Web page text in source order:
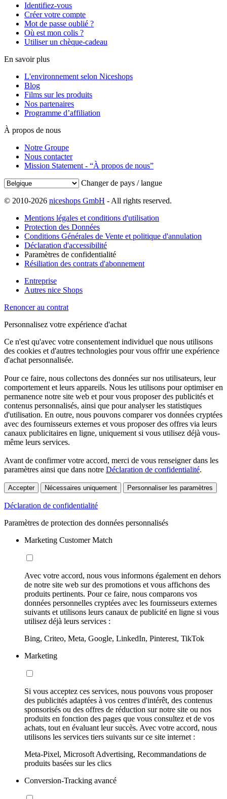
Identifiez-vous
Créer votre compte
Mot de passe oublié ?
Où est mon colis ?
Utiliser un chèque-cadeau
En savoir plus
L'environnement selon Niceshops
Blog
Films sur les produits
Nos partenaires
Programme d’affiliation
À propos de nous
Notre Groupe
Nous contacter
Mission Statement - “À propos de nous”
Changer de pays / langue
© 2010-2026 niceshops GmbH - All rights reserved.
Mentions légales et conditions d'utilisation
Protection des Données
Conditions Générales de Vente et politique d'annulation
Déclaration d'accessibilité
Paramètres de confidentialité
Résiliation des contrats d'abonnement
Entreprise
Autres nice Shops
Renoncer au contrat
Personnalisez votre expérience d'achat
Ce n'est qu'avec votre consentement individuel que nous utilisons
des cookies et d'autres technologies pour vous offrir une expérience
d'achat personnalisée.
Pour ce faire, nous collectons des données sur nos utilisateurs, leur
comportement et leurs appareils. Nous les utilisons pour optimiser en
permanence notre site web et pour vous proposer des publicités et
contenus personnalisés, ainsi que pour analyser les statistiques
d'utilisation. En outre, nous pouvons comparer vos données cryptées
avec des fournisseurs externes et vous proposer des offres via leurs
canaux publicitaires en ligne, uniquement si vous utilisez déjà vous-
même leurs services.
Avant de confirmer votre accord, merci de vous renseigner dans les
paramètres ainsi que dans notre Déclaration de confidentialité.
Accepter Nécessaires uniquement Personnaliser les paramètres
Déclaration de confidentialité
Paramètres de protection des données personnalisés
Marketing Customer Match
Avec votre accord, nous vous informons également en dehors
de notre site web sur des promotions et vous affichons des
produits pertinents. Pour ce faire, nous comparons vos
données personnelles cryptées avec les fournisseurs externes
suivants et utilisons leurs canaux de publicité en ligne si vous
utilisez déjà leurs services :
Bing, Criteo, Meta, Google, LinkedIn, Pinterest, TikTok
Marketing
Si vous acceptez ces services, nous pouvons vous proposer
des publicités adaptées à vos centres d'intérêt, des contenus
sponsorisés ou des offres de réduction sur notre site ou nos
produits en fonction des pages que vous consultez et de vos
achats, tout en évaluant leur succès. Avec votre accord, nous
utilisons les services tiers suivants sur ce site internet :
Meta-Pixel, Microsoft Advertising, Recommandations de
produits basées sur les clics
Conversion-Tracking avancé